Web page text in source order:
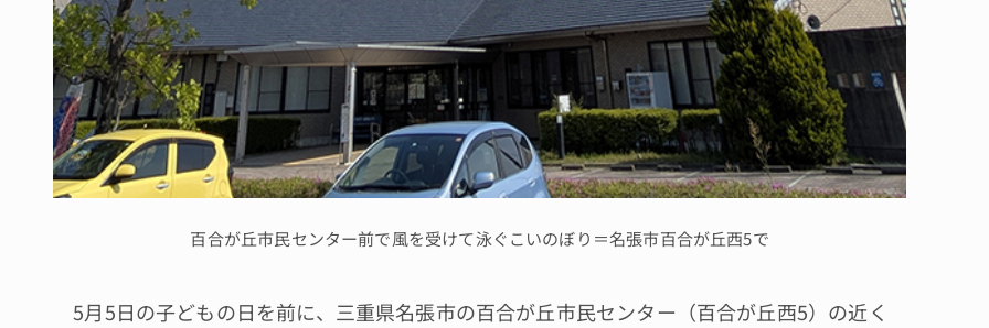
百合が丘市民センター前で風を受けて泳ぐこいのぼり＝名張市百合が丘西5で
5月5日の子どもの日を前に、三重県名張市の百合が丘市民センター（百合が丘西5）の近く